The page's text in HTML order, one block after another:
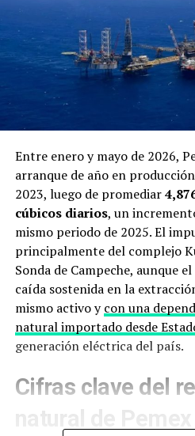
Entre enero y mayo de 2026,
arranque de año en
2023, luego de promediar
cúbicos diarios, un
mismo periodo de 2025. El
principalmente del complejo
Sonda de Campeche, aunque
caída sostenida en la
mismo activo ycon una
natural importado desde
generación eléctrica del país.
Cifras clave del